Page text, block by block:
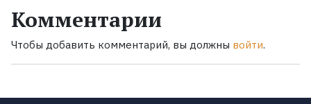
Комментарии
Чтобы добавить комментарий, вы должны войти.